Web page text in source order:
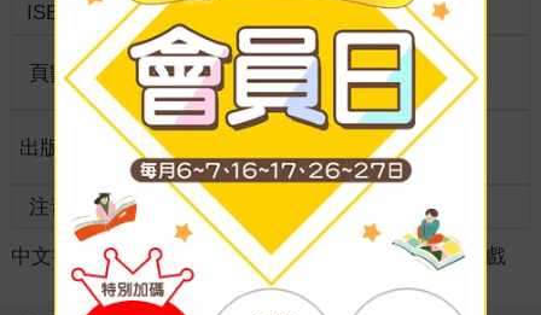
ISBN
9789865516710 普通級
頁數 256
商品規
格
36開12*18cm
出版地 台灣
適讀年
齡
全齡適讀
注音 級別
中文書 ＞ 生活風格 ＞ 休閒/嗜好 數獨/數字遊戲